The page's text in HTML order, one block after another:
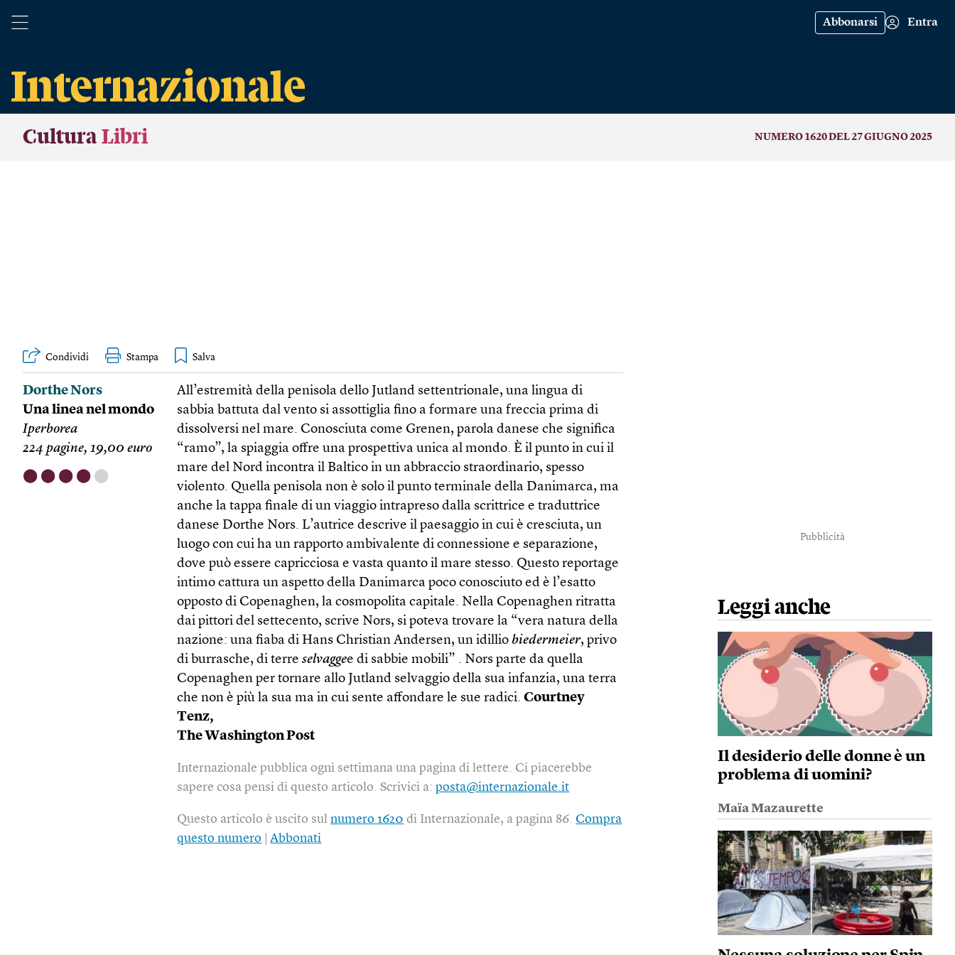
Abbonarsi Entra
Cultura Libri NUMERO 1620 DEL 27 GIUGNO 2025
Condividi Stampa
Dorthe Nors
Una linea nel mondo
Iperborea
224 pagine, 19,00 euro
⬤ ⬤ ⬤ ⬤ ⬤
All’estremità della penisola dello Jutland settentrionale, una lingua di
sabbia battuta dal vento si assottiglia fino a formare una freccia prima di
dissolversi nel mare. Conosciuta come Grenen, parola danese che significa
“ramo”, la spiaggia offre una prospettiva unica al mondo. È il punto in cui il
mare del Nord incontra il Baltico in un abbraccio straordinario, spesso
violento. Quella penisola non è solo il punto terminale della Danimarca, ma
anche la tappa finale di un viaggio intrapreso dalla scrittrice e traduttrice
danese Dorthe Nors. L’autrice descrive il paesaggio in cui è cresciuta, un
luogo con cui ha un rapporto ambivalente di connessione e separazione,
dove può essere capricciosa e vasta quanto il mare stesso. Questo reportage
intimo cattura un aspetto della Danimarca poco conosciuto ed è l’esatto
opposto di Copenaghen, la cosmopolita capitale. Nella Copenaghen ritratta
dai pittori del settecento, scrive Nors, si poteva trovare la “vera natura della
nazione: una fiaba di Hans Christian Andersen, un idilliobiedermeier, privo
di burrasche, di terreselvaggee di sabbie mobili” . Nors parte da quella
Copenaghen per tornare allo Jutland selvaggio della sua infanzia, una terra
che non è più la sua ma in cui sente affondare le sue radici.Courtney
Tenz,
The Washington Post
Internazionale pubblica ogni settimana una pagina di lettere. Ci piacerebbe
sapere cosa pensi di questo articolo. Scrivici a:posta@internazionale.it
Questo articolo è uscito sulnumero 1620 di Internazionale, a pagina 86.Compra
questo numero |Abbonati
Pubblicità
Leggi anche
Il desiderio delle donne è un
problema di uomini?
Maïa Mazaurette